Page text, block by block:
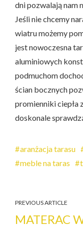
dni pozwalają nam
Jeśli nie chcemy
wiatru możemy
jest nowoczesna
aluminiowych
podmuchom
ścian bocznych
promienniki ciepła
doskonale
aranżacja tarasu
meble na taras
PREVIOUS ARTICLE
MATERAC